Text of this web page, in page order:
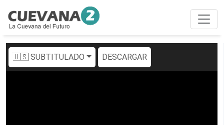
🇺🇸 SUBTITULADO DESCARGAR